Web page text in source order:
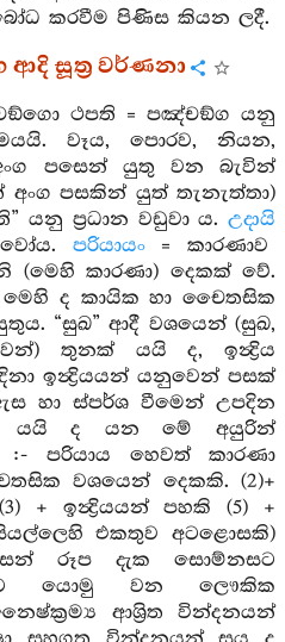
කරවීම පිණිස කියන ලදී.
ආදි සූත්‍ර වර්ණනා
ථපති = පඤ්චඞ්ග යනු
වෑය, පොරව, නියන,
පසෙන් යුතු වන බැවින්
පසකින් යුත් තැනැත්තා)
යනු ප්‍රධාන වඩුවා ය. උදායි
පරියායං= කාරණාව
(මෙහි කාරණා) දෙකක් වේ.
ද කායික හා චෛතසික
“සුඛ” ආදී වශයෙන් (සුඛ,
තුනක් යයි ද, ඉන්‍ද්‍රිය
ඉන්‍ද්‍රියයන් යනුවෙන් පසක්
හා ස්පර්ශ වීමෙන් උපදින
යයි ද යන මේ අයුරින්
පරියාය හෙවත් කාරණා
වශයෙන් දෙකකි. (2)+
+ ඉන්‍ද්‍රියයන් පහකි (5) +
එකතුව අටළොසකි)
රූප දැක සොම්නසට
යොමු වන ලෞකික
ආශ්‍රිත වින්දනයන්